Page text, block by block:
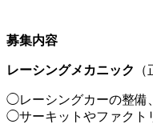
募集内容
レーシングメカニック
◯レーシングカーの整備
◯サーキットやファクト